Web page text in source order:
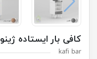
کافی بار ایستاده ژینو
kafi bar